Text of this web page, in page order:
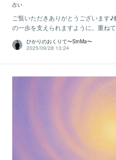
占い
ご覧いただきありがとうございます
の一歩を支えられますように。重ね
ひかりのおくりて〜SinMa〜
2025/09/28 13:24